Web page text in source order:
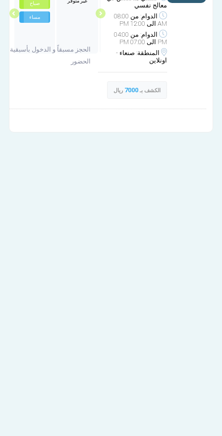
معالج نفسي
الدوام: من 08:00
AM الى 12:00 PM
الدوام: من 04:00
PM الى 07:00 PM
المنطقة: صنعاء -
اونلاين
الكشف بـ7000 ريال
صباح
مساء
صباح
مساء
الحجز مسبقاً و الدخول بأسبقية
الحضور